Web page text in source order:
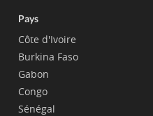
Pays
Côte d'Ivoire
Burkina Faso
Gabon
Congo
Sénégal